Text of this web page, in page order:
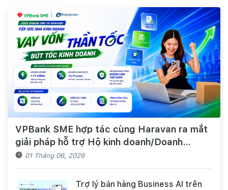
VPBank SME hợp tác cùng Haravan ra mắt
giải pháp hỗ trợ Hộ kinh doanh/Doanh
nghiệp tiếp cận nguồn vốn và quản lý thuế,
hóa đơn điện tử hiệu quả
01 Tháng 06, 2026
Trợ lý bán hàng Business AI trên